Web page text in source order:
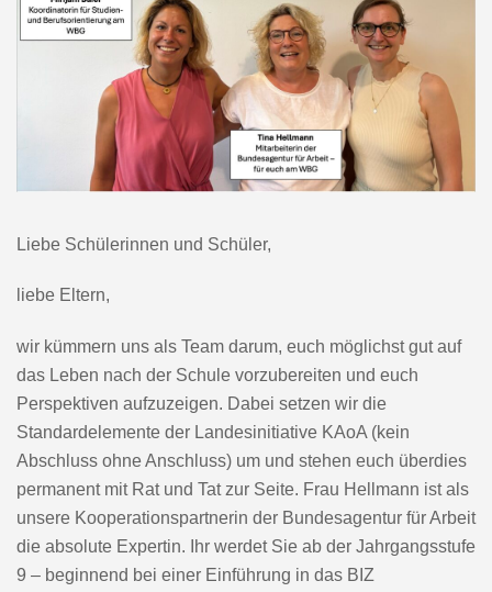
Liebe Schülerinnen und Schüler,
liebe Eltern,
wir kümmern uns als Team darum, euch möglichst gut auf
das Leben nach der Schule vorzubereiten und euch
Perspektiven aufzuzeigen. Dabei setzen wir die
Standardelemente der Landesinitiative KAoA (kein
Abschluss ohne Anschluss) um und stehen euch überdies
permanent mit Rat und Tat zur Seite. Frau Hellmann ist als
unsere Kooperationspartnerin der Bundesagentur für Arbeit
die absolute Expertin. Ihr werdet Sie ab der Jahrgangsstufe
9 – beginnend bei einer Einführung in das BIZ